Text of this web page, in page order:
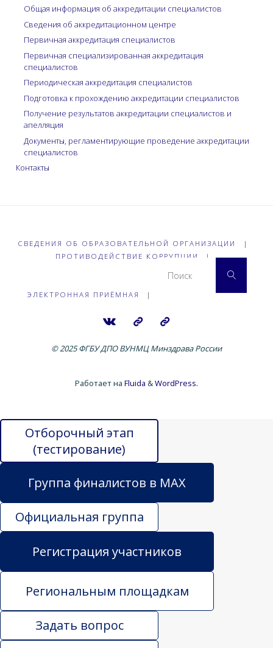
Общая информация об аккредитации специалистов
Сведения об аккредитационном центре
Первичная аккредитация специалистов
Первичная специализированная аккредитация
специалистов
Периодическая аккредитация специалистов
Подготовка к прохождению аккредитации специалистов
Получение результатов аккредитации специалистов и
апелляция
Документы, регламентирующие проведение аккредитации
специалистов
Контакты
СВЕДЕНИЯ ОБ ОБРАЗОВАТЕЛЬНОЙ ОРГАНИЗАЦИИ
|
ПРОТИВОДЕЙСТВИЕ КОРРУПЦИИ
|
ЭЛЕКТРОННАЯ ПРИЁМНАЯ |
Поиск
© 2025 ФГБУ ДПО ВУНМЦ Минздрава России
Работает на Fluida &WordPress.
Отборочный этап
(тестирование)
Группа финалистов в MAX
Официальная группа
Регистрация участников
Региональным площадкам
Задать вопрос